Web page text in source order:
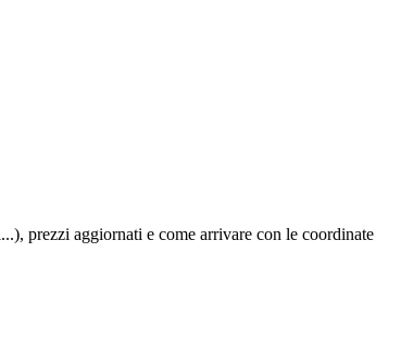
prezzi aggiornati e come arrivare con le coordinate